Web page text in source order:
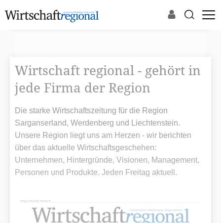
Wirtschaft regional - gehört in
jede Firma der Region
Die starke Wirtschaftszeitung für die Region
Sarganserland, Werdenberg und Liechtenstein.
Unsere Region liegt uns am Herzen - wir berichten
über das aktuelle Wirtschaftsgeschehen:
Unternehmen, Hintergründe, Visionen, Management,
Personen und Produkte. Jeden Freitag aktuell.